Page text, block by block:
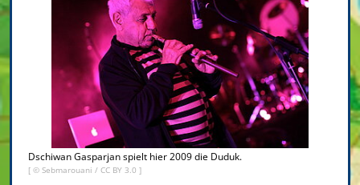
Dschiwan Gasparjan spielt hier 2009 die Duduk.
[ © Sebmarouani / CC BY 3.0 ]